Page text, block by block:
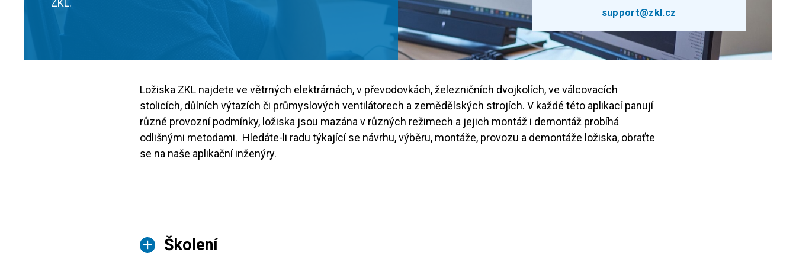
ZKL.
support@zkl.cz
Ložiska ZKL najdete ve větrných elektrárnách, v převodovkách, železničních dvojkolích, ve válcovacích
stolicích, důlních výtazích či průmyslových ventilátorech a zemědělských strojích. V každé této aplikací panují
různé provozní podmínky, ložiska jsou mazána v různých režimech a jejich montáž i demontáž probíhá
odlišnými metodami. Hledáte-li radu týkající se návrhu, výběru, montáže, provozu a demontáže ložiska, obraťte
se na naše aplikační inženýry.
Školení